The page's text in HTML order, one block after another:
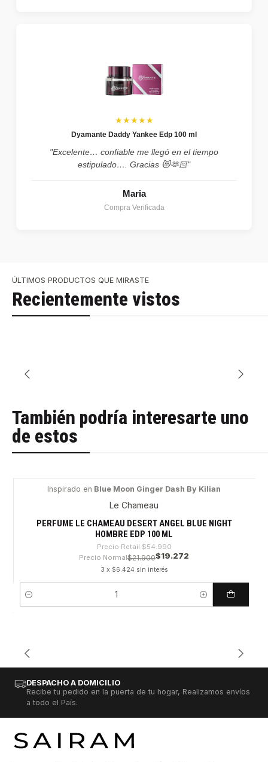
★★★★★
Dyamante Daddy Yankee Edp 100 ml
"Excelente… confiable me llegó en el tiempo
estipulado…. Gracias 😻🫶🏻"
Maria
Compra Verificada
ÚLTIMOS PRODUCTOS QUE MIRASTE
Recientemente vistos
También podría interesarte uno
de estos
Inspirado en Blue Moon Ginger Dash By Kilian
Le Chameau
PERFUME LE CHAMEAU DESERT ANGEL BLUE NIGHT
HOMBRE EDP 100 ML
Precio Retail $54.990
Precio Normal$21.900$19.272
3 x $6.424 sin interés
Cantidad
DESPACHO A DOMICILIO
Recibe tu pedido en la puerta de tu hogar, Realizamos envíos
a todo el País.